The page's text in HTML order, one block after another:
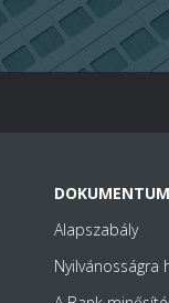
Alapszabály